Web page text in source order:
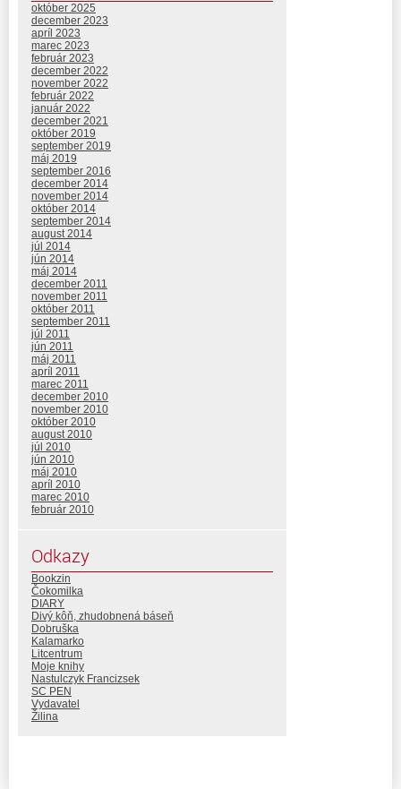
október 2025
december 2023
apríl 2023
marec 2023
február 2023
december 2022
november 2022
február 2022
január 2022
december 2021
október 2019
september 2019
máj 2019
september 2016
december 2014
november 2014
október 2014
september 2014
august 2014
júl 2014
jún 2014
máj 2014
december 2011
november 2011
október 2011
september 2011
júl 2011
jún 2011
máj 2011
apríl 2011
marec 2011
december 2010
november 2010
október 2010
august 2010
júl 2010
jún 2010
máj 2010
apríl 2010
marec 2010
február 2010
Odkazy
Bookzin
Čokomilka
DIARY
Divý kôň, zhudobnená báseň
Dobruška
Kalamarko
Litcentrum
Moje knihy
Nastulczyk Francizsek
SC PEN
Vydavatel
Žilina